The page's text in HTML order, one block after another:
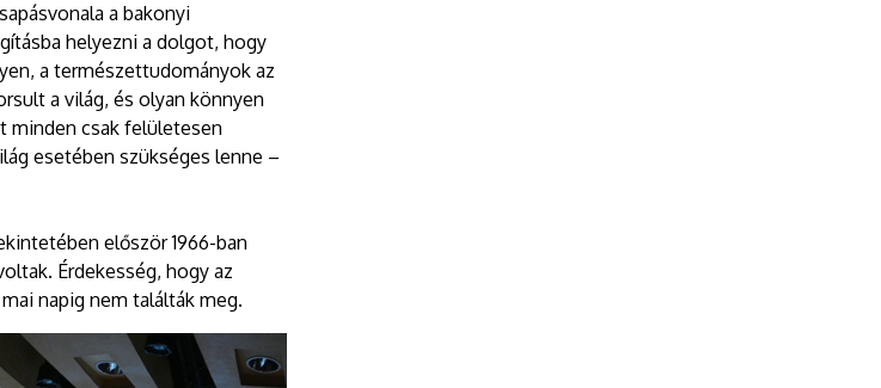
a bakonyi
helyezni a dolgot, hogy
a természettudományok az
a világ, és olyan könnyen
minden csak felületesen
esetében szükséges lenne –
először 1966-ban
Érdekesség, hogy az
napig nem találták meg.